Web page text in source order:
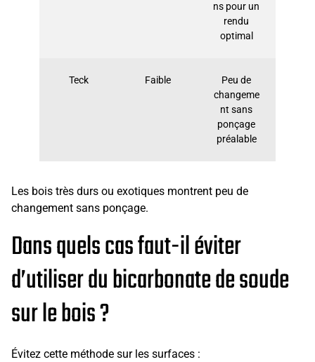
ns pour un
rendu
optimal
Teck Faible
Peu de
changeme
nt sans
ponçage
préalable
Les bois très durs ou exotiques montrent peu de
changement sans ponçage.
Dans quels cas faut-il éviter
d’utiliser du bicarbonate de soude
sur le bois ?
Évitez cette méthode sur les surfaces :